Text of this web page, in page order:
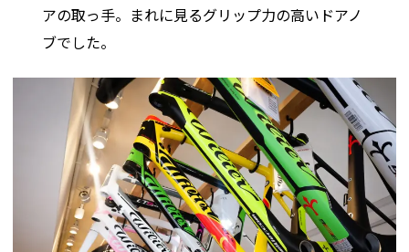
アの取っ手。まれに見るグリップ力の高いドアノ
ブでした。